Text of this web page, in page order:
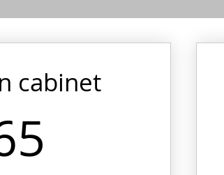
cabinet